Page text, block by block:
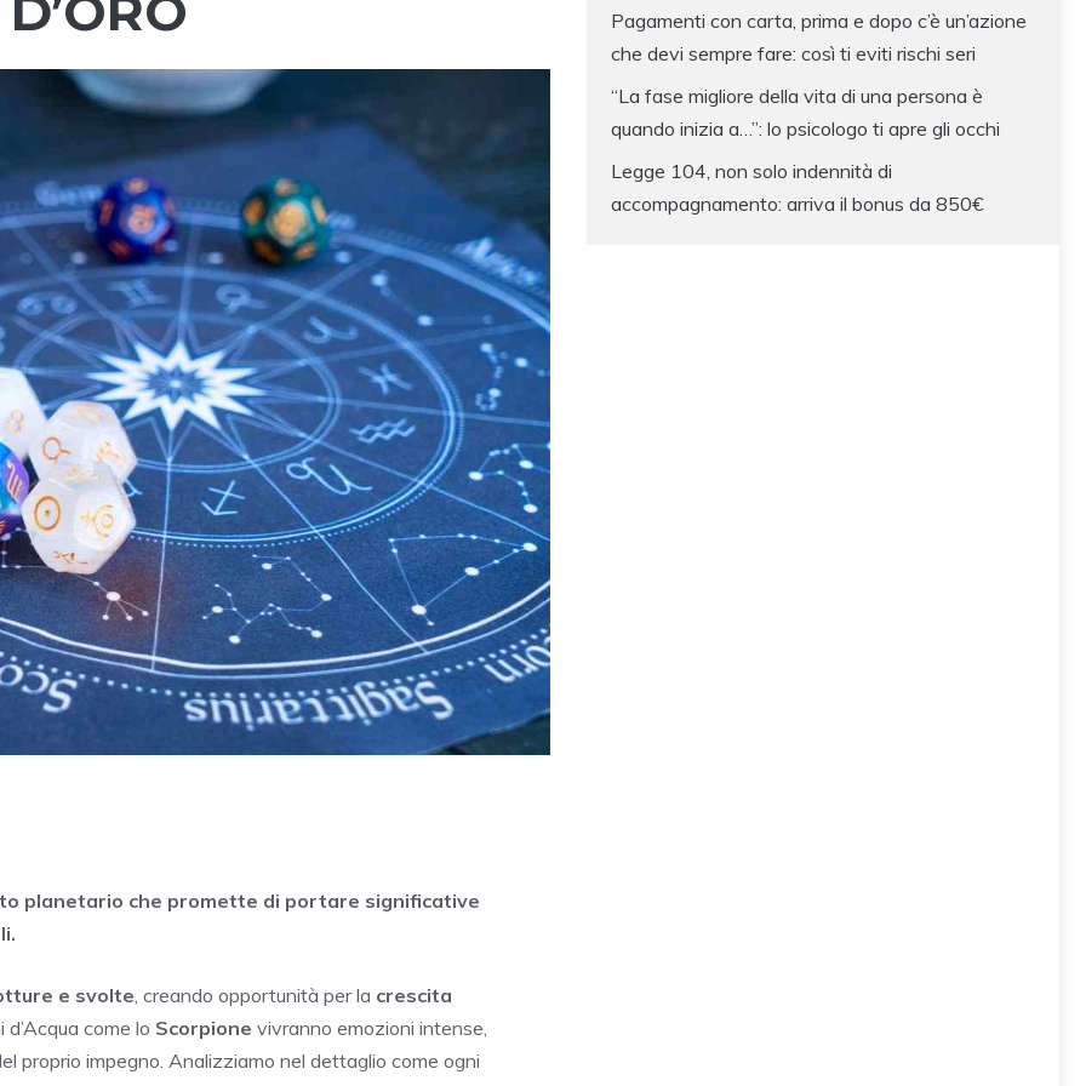
planetario che promette di portare significative
e svolte, creando opportunità per la crescita
come lo Scorpione vivranno emozioni intense,
proprio impegno. Analizziamo nel dettaglio come ogni
Pagamenti con carta, prima e dopo c’è un’azione
che devi sempre fare: così ti eviti rischi seri
“La fase migliore della vita di una persona è
quando inizia a…”: lo psicologo ti apre gli occhi
Legge 104, non solo indennità di
accompagnamento: arriva il bonus da 850€